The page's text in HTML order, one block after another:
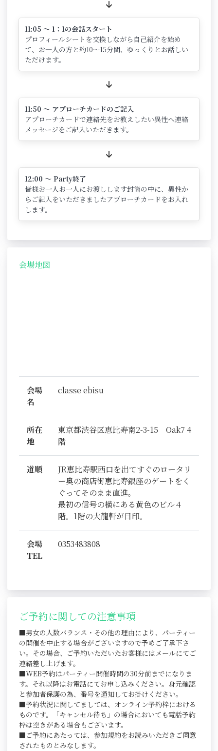
11:05 ～ 1：1の会話スタート
プロフィールシートを交換しながら自己紹介を始め
て、お一人の方と約10～15分間、ゆっくりとお話しい
ただけます。
11:50 ～ アプローチカードのご記入
アプローチカードで連絡先をお教えしたい異性へ連絡
メッセージをご記入いただきます。
12:00 ～ Party終了
皆様お一人お一人にお渡しします封筒の中に、異性か
らご記入をいただきましたアプローチカードをお入れ
します。
会場地図
会場
名
classe ebisu
所在
地
東京都渋谷区恵比寿南2-3-15 Oak7 4
階
道順
JR恵比寿駅西口を出てすぐのロータリ
ー奥の商店街恵比寿銀座のゲートをく
ぐってそのまま直進。
最初の信号の横にある黄色のビル４
階。1階の大龍軒が目印。
会場
TEL
0353483808
ご予約に関しての注意事項
■男女の人数バランス・その他の理由により、パーティー
の開催を中止する場合がございますので予めご了承下さ
い。その場合、ご予約いただいたお客様にはメールにてご
連絡差し上げます。
■WEB予約はパーティー開催時間の30分前までになりま
す。それ以降はお電話にてお申し込みください。身元確認
と参加者保護の為、番号を通知してお掛けください。
■予約状況に関してましては、オンライン予約枠における
ものです。「キャンセル待ち」の場合においても電話予約
枠は空きがある場合もございます。
■ご予約にあたっては、参加規約をお読みいただきご同意
されたものとみなします。